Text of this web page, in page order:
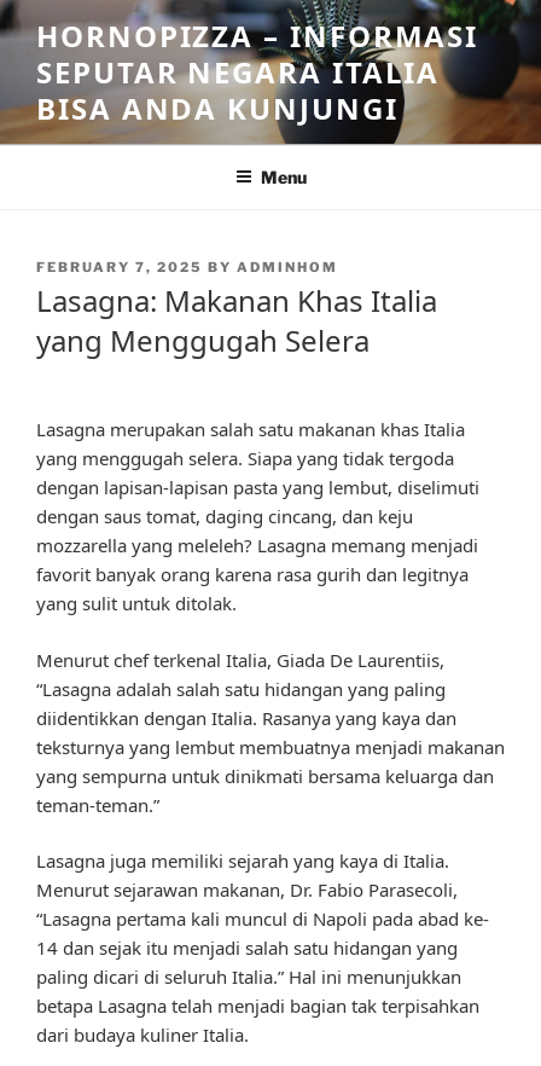
Skip
to
content
HORNOPIZZA – INFORMASI
SEPUTAR NEGARA ITALIA
BISA ANDA KUNJUNGI
Menu
POSTED
FEBRUARY 7, 2025 BY ADMINHOM
Lasagna: Makanan Khas Italia
yang Menggugah Selera
Lasagna merupakan salah satu makanan khas Italia
yang menggugah selera. Siapa yang tidak tergoda
dengan lapisan-lapisan pasta yang lembut, diselimuti
dengan saus tomat, daging cincang, dan keju
mozzarella yang meleleh? Lasagna memang menjadi
favorit banyak orang karena rasa gurih dan legitnya
yang sulit untuk ditolak.
Menurut chef terkenal Italia, Giada De Laurentiis,
“Lasagna adalah salah satu hidangan yang paling
diidentikkan dengan Italia. Rasanya yang kaya dan
teksturnya yang lembut membuatnya menjadi makanan
yang sempurna untuk dinikmati bersama keluarga dan
teman-teman.”
Lasagna juga memiliki sejarah yang kaya di Italia.
Menurut sejarawan makanan, Dr. Fabio Parasecoli,
“Lasagna pertama kali muncul di Napoli pada abad ke-
14 dan sejak itu menjadi salah satu hidangan yang
paling dicari di seluruh Italia.” Hal ini menunjukkan
betapa Lasagna telah menjadi bagian tak terpisahkan
dari budaya kuliner Italia.